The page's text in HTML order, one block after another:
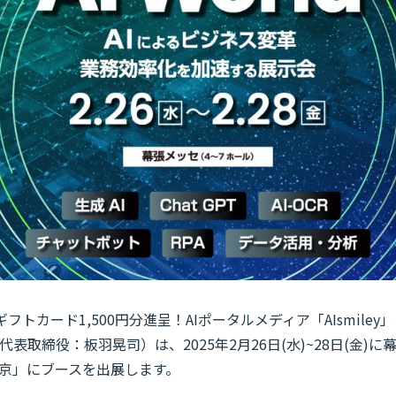
フトカード1,500円分進呈！AIポータルメディア「AIsmiley
表取締役：板羽晃司）は、2025年2月26日(水)~28日(金)に
にブースを出展します。